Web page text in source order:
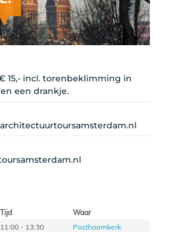
15,- incl. torenbeklimming in
een drankje.
Tijd
Waar
11:00 - 13:30 Posthoornkerk